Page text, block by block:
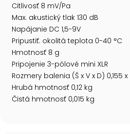
Citlivosť 8 mV/Pa
Max. akustický tlak 130 dB
Napájanie DC 1,5-9V
Pripustiť. okolitá teplota 0-40 °C
Hmotnosť 8 g
Pripojenie 3-pólové mini XLR
Rozmery balenia (Š x V x D) 0,155 x
Hrubá hmotnosť 0,12 kg
Čistá hmotnosť 0,015 kg